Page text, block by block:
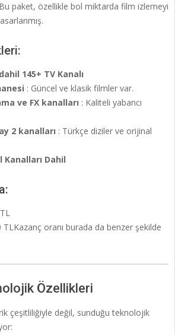
paket, özellikle bol miktarda film izlemeyi
145+ TV Kanalı
: Güncel ve klasik filmler var.
ve FX kanalları : Kaliteli yabancı
2 kanalları : Türkçe diziler ve orijinal
Kanalları Dahil
TLKazanç oranı burada da benzer şekilde
Özellikleri
çeşitliliğiyle değil, sunduğu teknolojik